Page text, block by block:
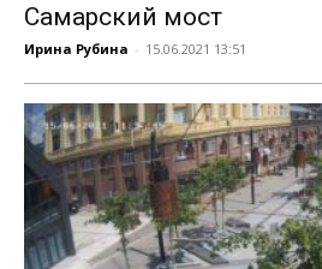
Самарский мост
Ирина Рубина - 15.06.2021 13:51